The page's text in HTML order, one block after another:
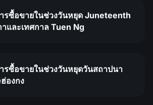
ารซื้อขายในช่วงวันหยุด Juneteenth
และเทศกาล Tuen Ng
รซื้อขายในช่วงวันหยุดวันสถาปนา
องกง